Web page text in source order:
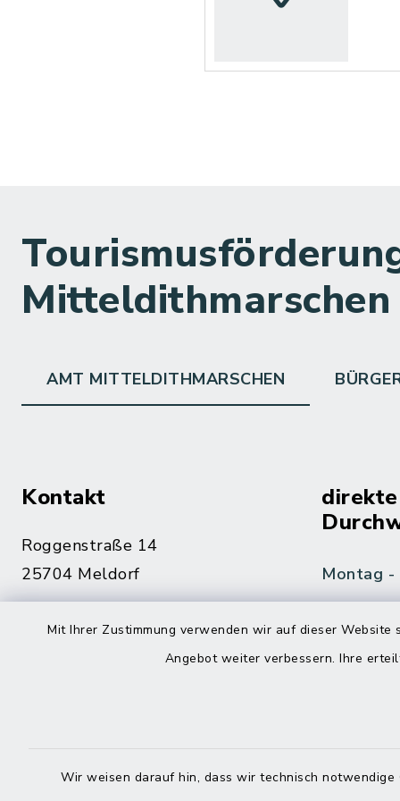
Mit Ihrer Zustimmung verwenden wir auf dieser
Angebot weiter verbessern. Ihre
Wir weisen darauf hin, dass wir technisch
Mitteldithmarschen
AMT MITTELDITHMARSCHEN
Kontakt
Roggenstraße 14
25704 Meldorf
04832 6065-215
Montag -
Freitag
Haben